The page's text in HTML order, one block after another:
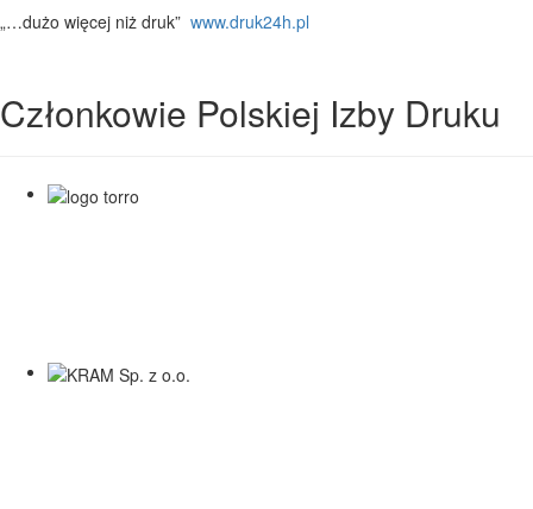
„…dużo więcej niż druk” www.druk24h.pl
Członkowie Polskiej Izby Druku